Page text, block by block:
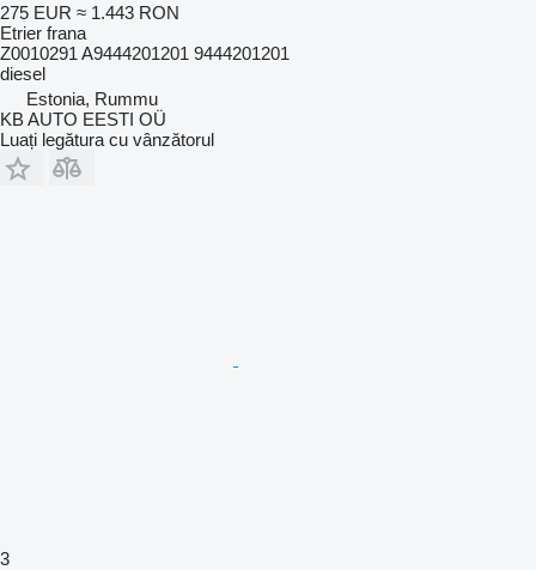
275 EUR ≈ 1.443 RON
Etrier frana
Z0010291 A9444201201 9444201201
diesel
Estonia, Rummu
KB AUTO EESTI OÜ
Luați legătura cu vânzătorul
3